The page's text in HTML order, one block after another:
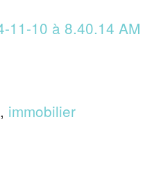
, immobilier